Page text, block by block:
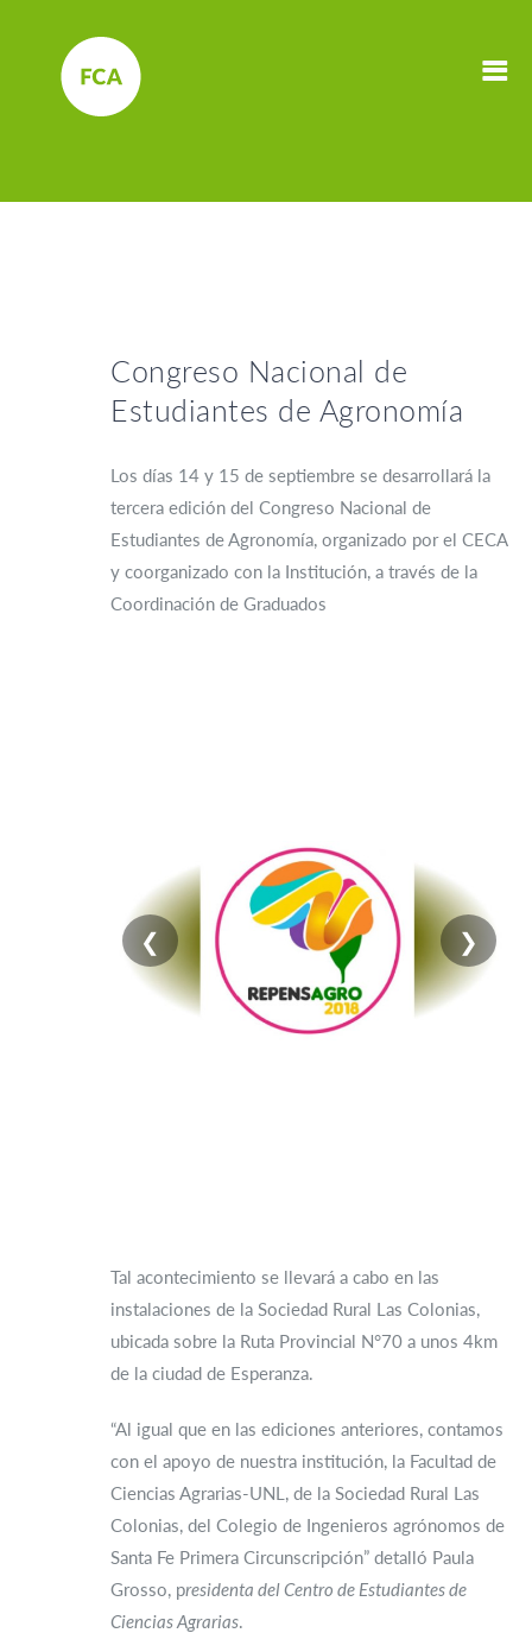
Congreso Nacional de
Estudiantes de Agronomía
Los días 14 y 15 de septiembre se desarrollará la
tercera edición del Congreso Nacional de
Estudiantes de Agronomía, organizado por el CECA
y coorganizado con la Institución, a través de la
Coordinación de Graduados
❮ ❯
Tal acontecimiento se llevará a cabo en las
instalaciones de la Sociedad Rural Las Colonias,
ubicada sobre la Ruta Provincial N°70 a unos 4km
de la ciudad de Esperanza.
“Al igual que en las ediciones anteriores, contamos
con el apoyo de nuestra institución, la Facultad de
Ciencias Agrarias-UNL, de la Sociedad Rural Las
Colonias, del Colegio de Ingenieros agrónomos de
Santa Fe Primera Circunscripción” detalló Paula
Grosso, presidenta del Centro de Estudiantes de
Ciencias Agrarias.